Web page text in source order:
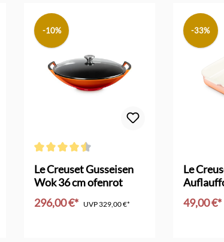
-10%
Le Creuset Gusseisen
Wok 36 cm ofenrot
296,00 €* UVP329,00 €*
-33%
Le
pêche
49,00 €*